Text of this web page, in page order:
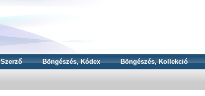
Böngészés, Kódex Böngészés, Kollekció